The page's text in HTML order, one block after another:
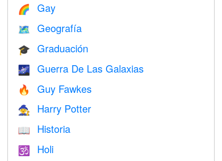
🌈 Gay
🗺 Geografía
🎓 Graduación
🌌 Guerra De Las Galaxias
🔥 Guy Fawkes
🧙 Harry Potter
📖 Historia
🕉 Holi